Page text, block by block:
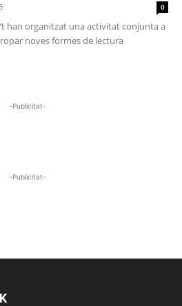
0
han organitzat una activitat conjunta a
noves formes de lectura
-Publicitat-
-Publicitat-